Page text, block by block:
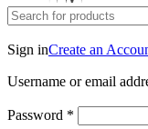
Sign inCreate an
Username or email
Password *